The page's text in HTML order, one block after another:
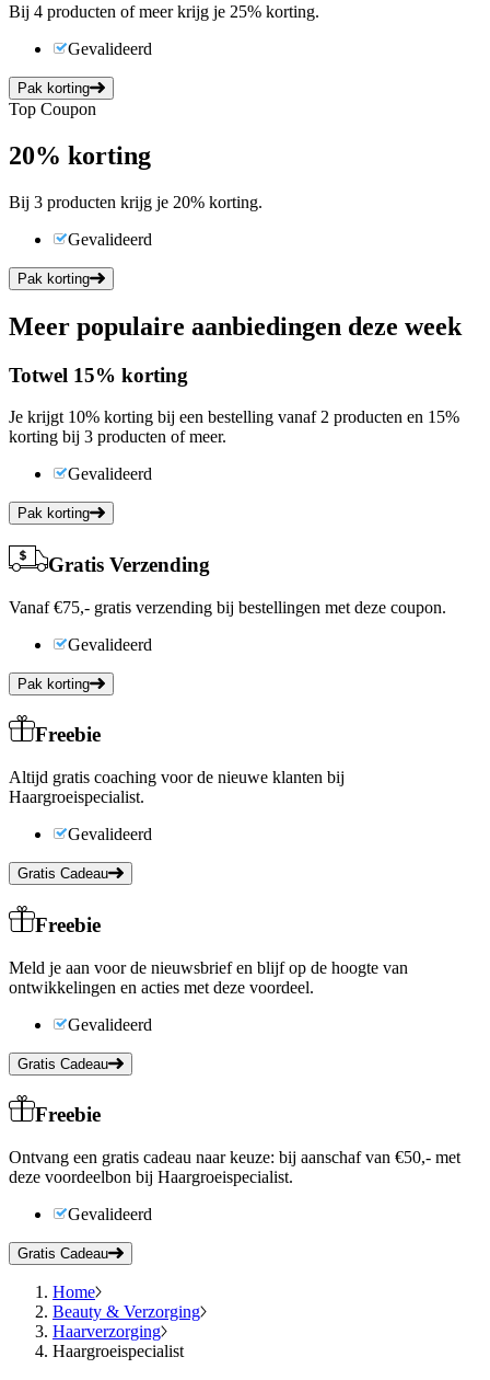
Bij 4 producten of meer krijg je 25% korting.
Gevalideerd
Pak korting
Top Coupon
20% korting
Bij 3 producten krijg je 20% korting.
Gevalideerd
Pak korting
Meer populaire aanbiedingen deze week
Totwel 15% korting
Je krijgt 10% korting bij een bestelling vanaf 2 producten en 15%
korting bij 3 producten of meer.
Gevalideerd
Pak korting
Gratis Verzending
Vanaf €75,- gratis verzending bij bestellingen met deze coupon.
Gevalideerd
Pak korting
Freebie
Altijd gratis coaching voor de nieuwe klanten bij
Haargroeispecialist.
Gevalideerd
Gratis Cadeau
Freebie
Meld je aan voor de nieuwsbrief en blijf op de hoogte van
ontwikkelingen en acties met deze voordeel.
Gevalideerd
Gratis Cadeau
Freebie
Ontvang een gratis cadeau naar keuze: bij aanschaf van €50,- met
deze voordeelbon bij Haargroeispecialist.
Gevalideerd
Gratis Cadeau
Home
Beauty & Verzorging
Haarverzorging
Haargroeispecialist